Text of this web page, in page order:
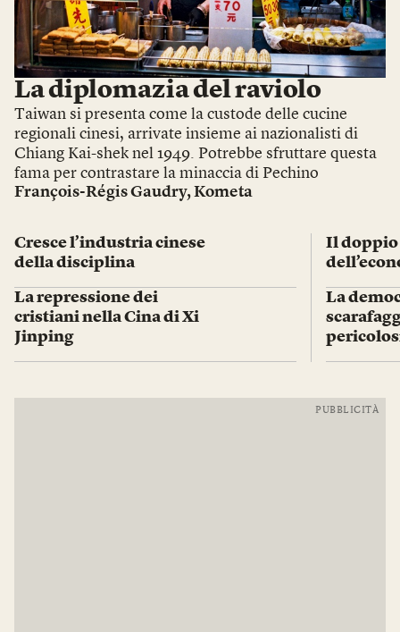
La diplomazia del raviolo
Taiwan si presenta come la custode delle cucine
regionali cinesi, arrivate insieme ai nazionalisti di
Chiang Kai-shek nel 1949. Potrebbe sfruttare questa
fama per contrastare la minaccia di Pechino
François-Régis Gaudry,Kometa
Cresce l’industria cinese
della disciplina
La repressione dei
cristiani nella Cina di Xi
Jinping
Il doppio
La
PUBBLICITÀ